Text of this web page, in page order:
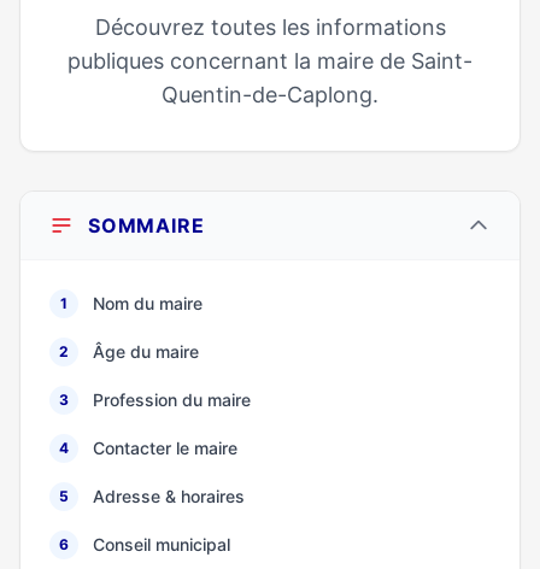
Découvrez toutes les informations
publiques concernant la maire de Saint-
Quentin-de-Caplong.
SOMMAIRE
1 Nom du maire
2 Âge du maire
3 Profession du maire
4 Contacter le maire
5 Adresse & horaires
6 Conseil municipal